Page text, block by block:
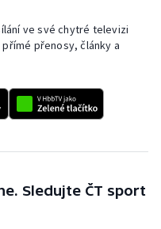
ve své chytré televizi
přenosy, články a
Sledujte ČT sport